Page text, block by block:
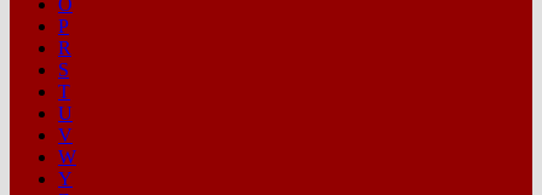
P
R
S
T
U
V
W
Y